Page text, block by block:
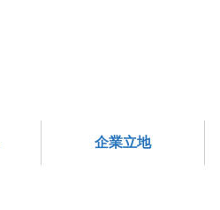
企業立地